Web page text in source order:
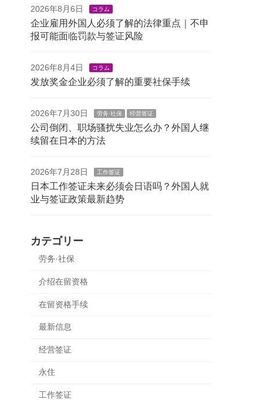
2026年8月6日 コラム
企业雇用外国人必须了解的法律重点｜不申
报可能面临罚款与签证风险
2026年8月4日 コラム
发放奖金企业必须了解的重要社保手续
2026年7月30日 劳务·社保 经营签证
公司倒闭、职场骚扰失业怎么办？外国人继
续留在日本的方法
2026年7月28日 工作签证
日本工作签证未来必须会日语吗？外国人就
业与签证政策最新趋势
カテゴリー
劳务·社保
介绍在留资格
在留资格手续
最新信息
经营签证
永住
工作签证